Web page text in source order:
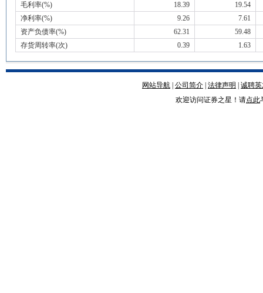
毛利率(%)
18.39
19.54
净利率(%)
9.26
7.61
资产负债率(%)
62.31
59.48
存货周转率(次)
0.39 1.63
网站导航 公司简介 法律声明
诚聘
欢迎访问证券之星！请点此